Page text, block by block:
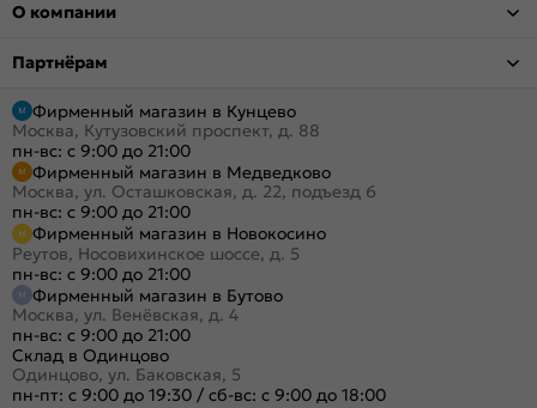
О компании
Партнёрам
Фирменный магазин в Кунцево
Москва, Кутузовский проспект, д. 88
пн-вс: с 9:00 до 21:00
Фирменный магазин в Медведково
Москва, ул. Осташковская, д. 22, подъезд 6
пн-вс: с 9:00 до 21:00
Фирменный магазин в Новокосино
Реутов, Носовихинское шоссе, д. 5
пн-вс: с 9:00 до 21:00
Фирменный магазин в Бутово
Москва, ул. Венёвская, д. 4
пн-вс: с 9:00 до 21:00
Склад в Одинцово
Одинцово, ул. Баковская, 5
пн-пт: с 9:00 до 19:30 / сб-вс: с 9:00 до 18:00